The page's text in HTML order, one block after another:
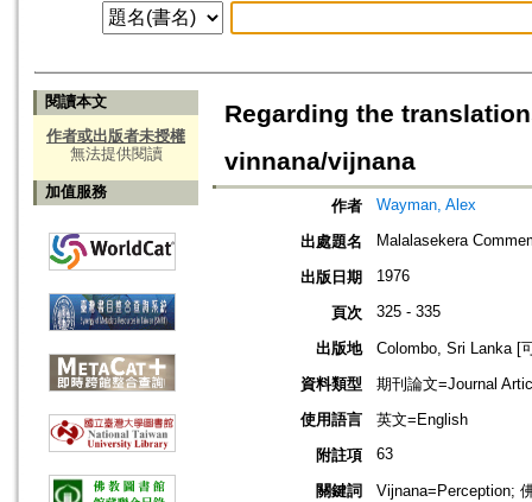
閱讀本文
作者或出版者未授權
無法提供閱讀
加值服務
Regarding the
vinnana/vijnana
作者 Wayman, Alex
出處題名 Malalasekera
出版日期 1976
頁次 325 - 335
出版地
Colombo, Sri Lanka [
資料類型
期刊論文=Journal
使用語言
英文=English
附註項
63
關鍵詞
Vijnana=Perception;